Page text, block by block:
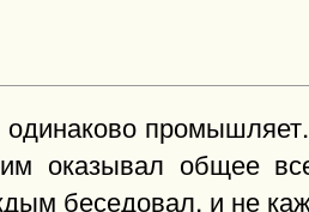
одинаково
оказывал общее
беседовал, и не